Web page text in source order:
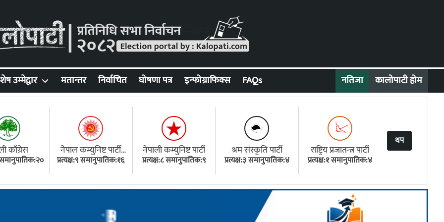
नतिजा कालोपाटी होम
उम्मेद्वार मतान्तर निर्वाचित घोषणा पत्र इन्फोग्राफिक्स FAQs
काँग्रेस
समानुपातिक:२०
नेपाल कम्युनिष्ट पार्टी
(एमाले)
प्रत्यक्ष:९ समानुपातिक:१६
नेपाली कम्युनिष्ट पार्टी
प्रत्यक्ष:८ समानुपातिक:९
श्रम संस्कृति पार्टी
प्रत्यक्ष:३ समानुपातिक:४
राष्ट्रिय प्रजातन्त्र पार्टी
प्रत्यक्ष:१ समानुपातिक:४
थप